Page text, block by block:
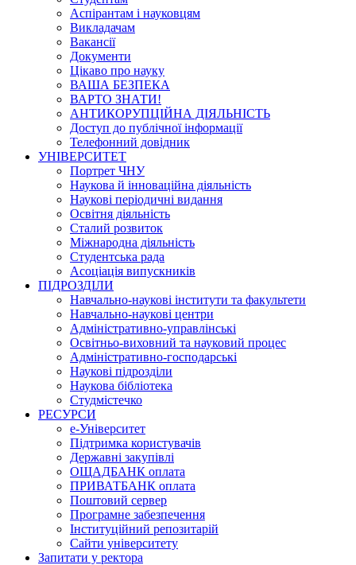
Аспірантам і науковцям
Викладачам
Вакансії
Документи
Цікаво про науку
ВАША БЕЗПЕКА
ВАРТО ЗНАТИ!
АНТИКОРУПЦІЙНА ДІЯЛЬНІСТЬ
Доступ до публічної інформації
Телефонний довідник
УНІВЕРСИТЕТ
Портрет ЧНУ
Наукова й інноваційна діяльність
Наукові періодичні видання
Освітня діяльність
Сталий розвиток
Міжнародна діяльність
Студентська рада
Асоціація випускників
ПІДРОЗДІЛИ
Навчально-наукові інститути та факультети
Навчально-наукові центри
Адміністративно-управлінські
Освітньо-виховний та науковий процес
Адміністративно-господарські
Наукові підрозділи
Наукова бібліотека
Студмістечко
РЕСУРСИ
е-Університет
Підтримка користувачів
Державні закупівлі
ОЩАДБАНК оплата
ПРИВАТБАНК оплата
Поштовий сервер
Програмне забезпечення
Інституційний репозитарій
Сайти університету
Запитати у ректора